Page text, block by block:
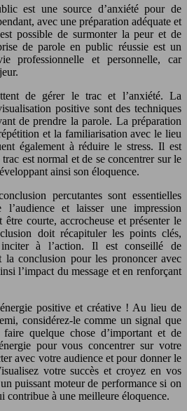
est une source d’anxiété pour de
avec une préparation adéquate et
possible de surmonter la peur et de
de parole en public réussie est un
professionnelle et personnelle, car
de gérer le trac et l’anxiété. La
positive sont des techniques
de prendre la parole. La préparation
et la familiarisation avec le lieu
également à réduire le stress. Il est
est normal et de se concentrer sur le
ainsi son éloquence.
percutantes sont essentielles
l’audience et laisser une impression
courte, accrocheuse et présenter le
doit récapituler les points clés,
à l’action. Il est conseillé de
la conclusion pour les prononcer avec
l’impact du message et en renforçant
positive et créative ! Au lieu de
considérez-le comme un signal que
quelque chose d’important et de
pour vous concentrer sur votre
avec votre audience et pour donner le
votre succès et croyez en vos
puissant moteur de performance si on
contribue à une meilleure éloquence.